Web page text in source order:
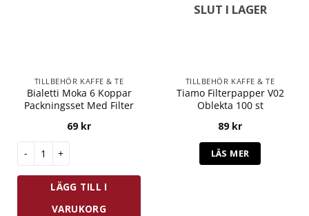
TILLBEHÖR KAFFE & TE
Bialetti Moka 6 Koppar
Packningsset Med Filter
69 kr
Bialetti Moka 6 Koppar Packningsset Med Filter mängd
LÄGG TILL I
VARUKORG
SLUT I LAGER
TILLBEHÖR KAFFE & TE
Tiamo Filterpapper V02
Oblekta 100 st
89 kr
LÄS MER